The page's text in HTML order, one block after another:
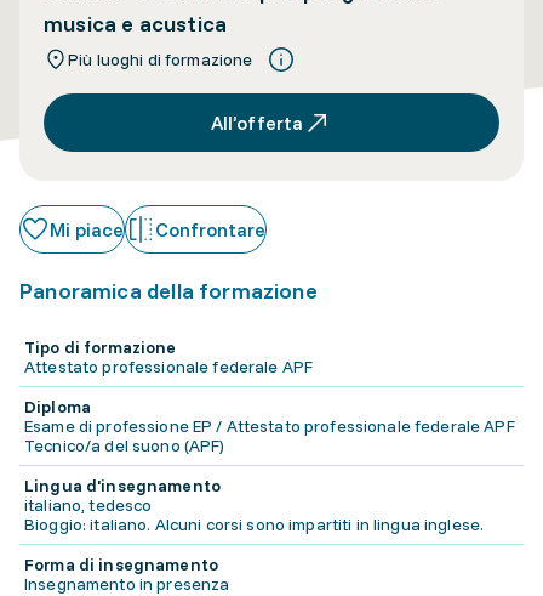
musica e acustica
Più luoghi di formazione
All’offerta
Mi piace Confrontare
Panoramica della formazione
Tipo di formazione
Attestato professionale federale APF
Diploma
Esame di professione EP / Attestato professionale federale APF
Tecnico/a del suono (APF)
Lingua d'insegnamento
italiano, tedesco
Bioggio: italiano. Alcuni corsi sono impartiti in lingua inglese.
Forma di insegnamento
Insegnamento in presenza